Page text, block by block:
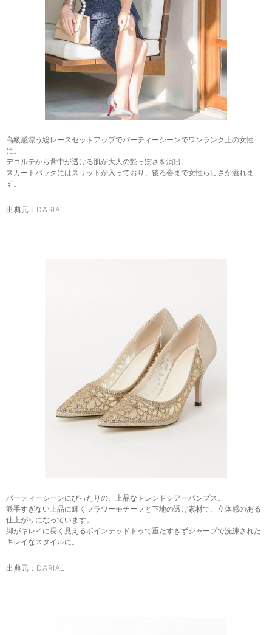
高級感漂う総レースセットアップでパーティーシーンでワンランク上の女性
に。
デコルテから背中が透ける肌が大人の艶っぽさを演出。
スカートバックにはスリットが入っており、後ろ姿まで女性らしさが溢れま
す。
出典元： DARIAL
パーティーシーンにぴったりの、上品なトレンドシアーパンプス。
派手すぎない上品に輝くフラワーモチーフと下地の透け素材で、立体感のある
仕上がりになっています。
脚がキレイに長く見えるポインテッドトゥで重たすぎずシャープで洗練された
キレイなスタイルに。
出典元： DARIAL